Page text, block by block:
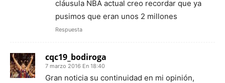
cláusula NBA actual creo recordar que ya
pusimos que eran unos 2 millones
Respuesta
cqc19_bodiroga
7 marzo 2016 En 18:40
Gran noticia su continuidad en mi opinión,